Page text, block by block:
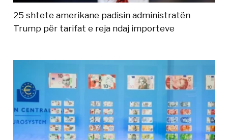
25 shtete amerikane padisin administratën
Trump për tarifat e reja ndaj importeve